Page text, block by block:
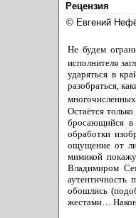
Рецензия
© Евгений
Не будем
исполнителя
ударяться в
разобраться,
Остаётся
бросающийся в
обработки
ощущение от
мимикой
Владимиром
аутентичность
обошлись
жестами…